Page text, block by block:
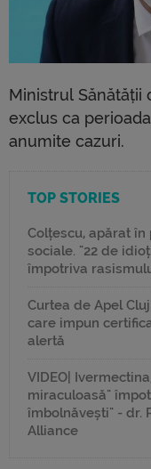
Ministrul Sănătății
exclus ca
anumite cazuri.
TOP STORIES
Colțescu, apărat
sociale. "22 de
împotriva
Curtea de Apel
care impun
alertă
VIDEO|
miraculoasă"
îmbolnăvești" - dr.
Alliance